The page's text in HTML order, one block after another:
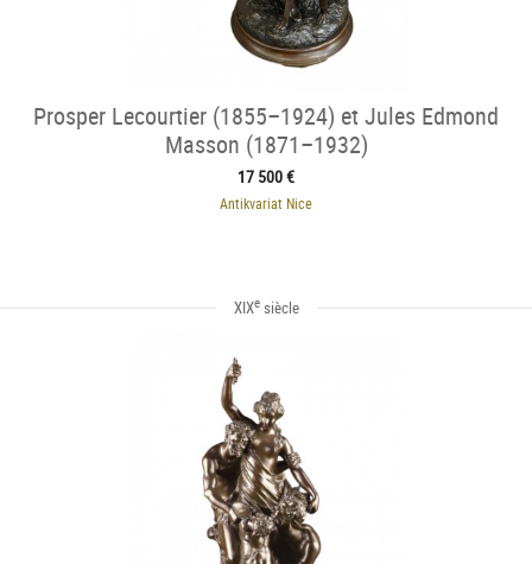
Prosper Lecourtier (1855–1924) et Jules Edmond
Masson (1871–1932)
17 500 €
Antikvariat Nice
XIXesiècle